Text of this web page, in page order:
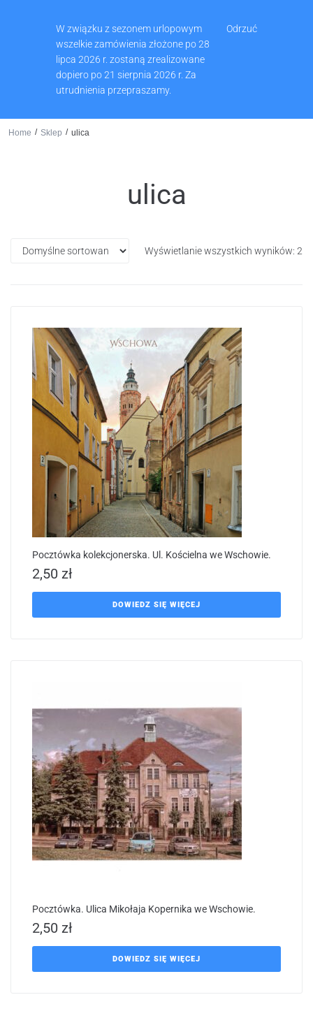
W związku z sezonem urlopowym
wszelkie zamówienia złożone po 28
lipca 2026 r. zostaną zrealizowane
dopiero po 21 sierpnia 2026 r. Za
utrudnienia przepraszamy.
Odrzuć
65 540 74 61
Home / Sklep / ulica
ulica
Wyświetlanie wszystkich wyników: 2
Pocztówka kolekcjonerska. Ul. Kościelna we Wschowie.
2,50 zł
DOWIEDZ SIĘ WIĘCEJ
Pocztówka. Ulica Mikołaja Kopernika we Wschowie.
2,50 zł
DOWIEDZ SIĘ WIĘCEJ